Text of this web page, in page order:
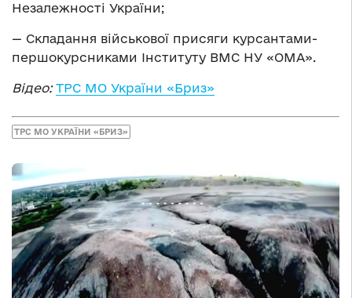
Незалежності України;
— Складання військової присяги курсантами-
першокурсниками Інституту ВМС НУ «ОМА».
Відео:ТРС МО України «Бриз»
ТРС МО УКРАЇНИ «БРИЗ»